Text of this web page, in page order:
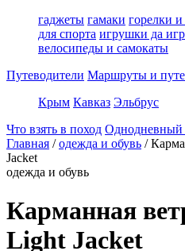
гаджеты гамаки горелки
для спорта игрушки да
велосипеды и самокаты
Путеводители Маршруты и
Крым Кавказ Эльбрус
Что взять в поход Однодневный
Главная / одежда и обувь /
Jacket
одежда и обувь
Карманная
Light Jacket